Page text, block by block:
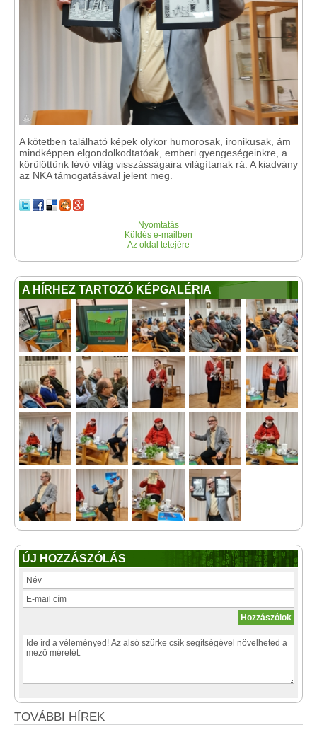
A kötetben található képek olykor humorosak, ironikusak, ám
mindképpen elgondolkodtatóak, emberi gyengeségeinkre, a
körülöttünk lévő világ visszásságaira világítanak rá. A kiadvány
az NKA támogatásával jelent meg.
Nyomtatás
Küldés e-mailben
Az oldal tetejére
A HÍRHEZ TARTOZÓ KÉPGALÉRIA
ÚJ HOZZÁSZÓLÁS
TOVÁBBI HÍREK